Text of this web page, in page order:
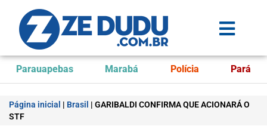
Parauapebas Marabá Polícia Pará
Página inicial | Brasil | GARIBALDI CONFIRMA QUE ACIONARÁ O
STF